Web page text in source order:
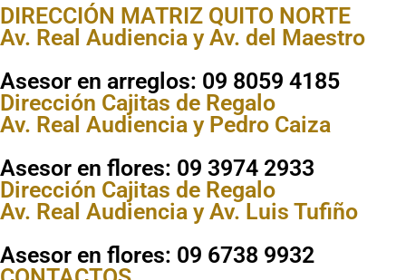
DIRECCIÓN MATRIZ QUITO NORTE
Av. Real Audiencia y Av. del Maestro
Asesor en arreglos: 09 8059 4185
Dirección Cajitas de Regalo
Av. Real Audiencia y Pedro Caiza
Asesor en flores: 09 3974 2933
Dirección Cajitas de Regalo
Av. Real Audiencia y Av. Luis Tufiño
Asesor en flores: 09 6738 9932